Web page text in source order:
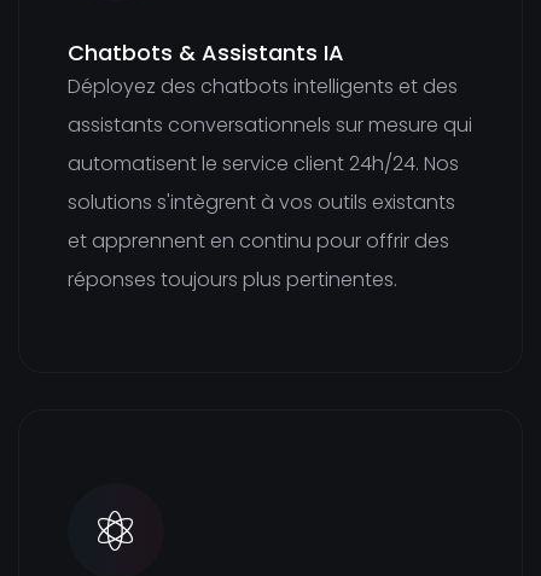
Chatbots & Assistants IA
Déployez des chatbots intelligents et des
assistants conversationnels sur mesure qui
automatisent le service client 24h/24. Nos
solutions s'intègrent à vos outils existants
et apprennent en continu pour offrir des
réponses toujours plus pertinentes.